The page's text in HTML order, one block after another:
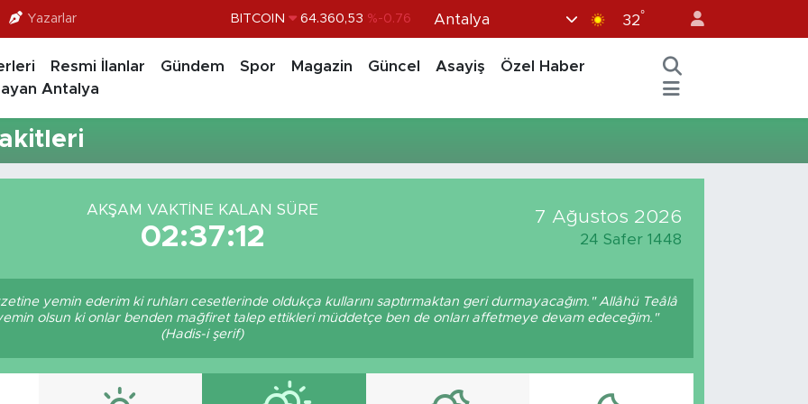
Yazarlar BITCOIN 64.360,53 %-0.76
STERLİN 64,1897 %0.02
BİST100 13.887 %64
Antalya 32°
Resmi İlanlar Gündem Spor Magazin Güncel Asayiş
Özel Haber
Antalya
AKŞAM VAKTINE KALAN SÜRE
02:37:12
7 Ağustos 2026
24 Safer 1448
yemin ederim ki ruhları cesetlerinde oldukça kullarını saptırmaktan geri durmayacağım." Allâhü Teâlâ
olsun ki onlar benden mağfiret talep ettikleri müddetçe ben de onları affetmeye devam edeceğim."
(Hadis-i şerif)